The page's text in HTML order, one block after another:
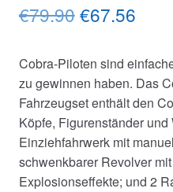
€79.90
war:
€79.90
€67.56
ist:
Cobra-Piloten sind
zu gewinnen haben. Das
Fahrzeugset enthält den
Köpfe, Figurenständer
Einziehfahrwerk mit
schwenkbarer Revolver
Explosionseffekte; und 2